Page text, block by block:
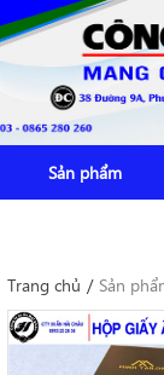
Sản phẩm
Trang chủ / Sản